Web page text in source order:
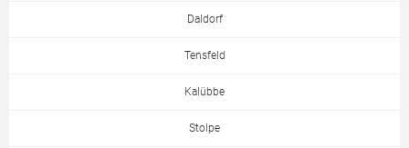
Daldorf
Tensfeld
Kalübbe
Stolpe